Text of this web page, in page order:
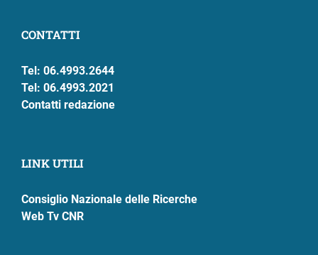
CONTATTI
Tel: 06.4993.2644
Tel: 06.4993.2021
Contatti redazione
LINK UTILI
Consiglio Nazionale delle Ricerche
Web Tv CNR